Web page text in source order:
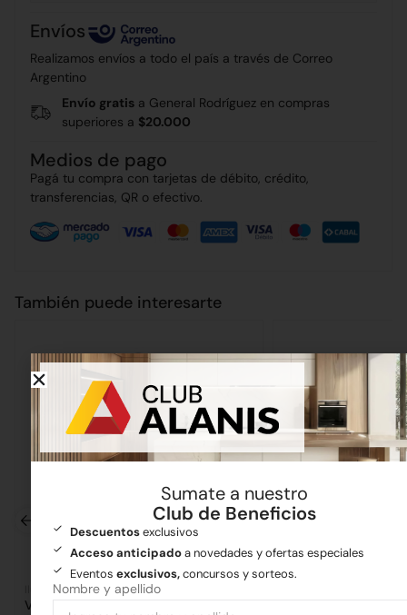
Envíos
Realizamos envíos a todo el país a través de Correo
Argentino
Envío gratis a General Rodríguez en compras
superiores a $20.000
Medios de pago
Pagá tu compra con tarjetas de débito, crédito,
transferencias, QR o efectivo.
También puede interesarte
Iluminación
Velador Tripode Desarmable Escritorio Spot Combinado
Sumate a nuestro
Club de Beneficios
Descuentosexclusivos
Acceso anticipadoa novedades y ofertas especiales
Eventos exclusivos,concursos y sorteos.
Nombre y apellido